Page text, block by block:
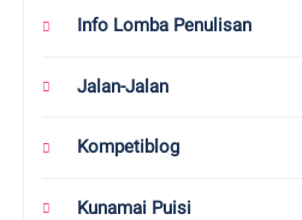
Info Lomba Penulisan
Jalan-Jalan
Kompetiblog
Kunamai Puisi